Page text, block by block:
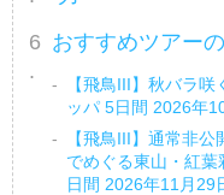
おすすめツアー
【飛鳥III】秋バラ
ッパ 5日間 2026年
【飛鳥III】通常非
でめぐる東山・紅
日間 2026年11月29